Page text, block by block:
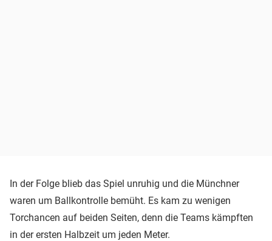
In der Folge blieb das Spiel unruhig und die Münchner
waren um Ballkontrolle bemüht. Es kam zu wenigen
Torchancen auf beiden Seiten, denn die Teams kämpften
in der ersten Halbzeit um jeden Meter.